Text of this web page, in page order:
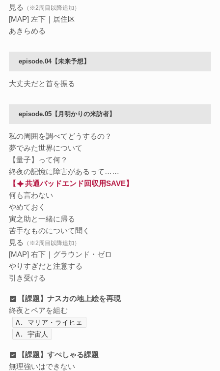
見る
（※2周目以降追加）
[MAP] 左下｜居住区
あきらめる
episode.04【未来予想】
大丈夫だと首を振る
episode.05【月明かりの来訪者】
私の周囲を調べてどうするの？
夢でみた世界について
【量子】って何？
終夜の記憶に障害があるって……
【
共通バッドエンド回収用SAVE】
何も言わない
やめておく
寅之助と一緒に帰る
苦手なものについて聞く
見る
（※2周目以降追加）
[MAP] 右下｜グラウンド・ゼロ
やりすぎだと注意する
引き受ける
【課題】ナスカの地上絵を再現
終夜とペアを組む
A. マリア・ライヒェ
A. 宇宙人
【課題】すぺしゃる課題
無理強いはできない